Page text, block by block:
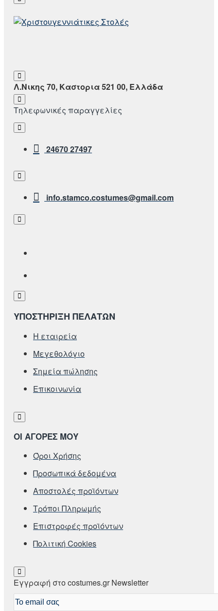
Λ.Νικης 70, Καστορια 521 00, Ελλάδα
Τηλεφωνικές παραγγελίες
24670 27497
info.stamco.costumes@gmail.com
ΥΠΟΣΤΗΡΙΞΗ ΠΕΛΑΤΩΝ
Η εταιρεία
Μεγεθολόγιο
Σημεία πώλησης
Επικοινωνία
ΟΙ ΑΓΟΡΕΣ ΜΟΥ
Όροι Χρήσης
Προσωπικά δεδομένα
Αποστολές προϊόντων
Τρόποι Πληρωμής
Επιστροφές προϊόντων
Πολιτική Cookies
Εγγραφή στο costumes.gr Newsletter
Το
email